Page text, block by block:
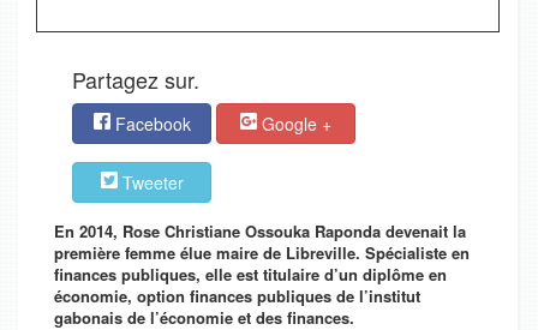
Partagez sur.
Facebook Google +
Tweeter
En 2014, Rose Christiane Ossouka Raponda devenait la
première femme élue maire de Libreville. Spécialiste en
finances publiques, elle est titulaire d’un diplôme en
économie, option finances publiques de l’institut
gabonais de l’économie et des finances.